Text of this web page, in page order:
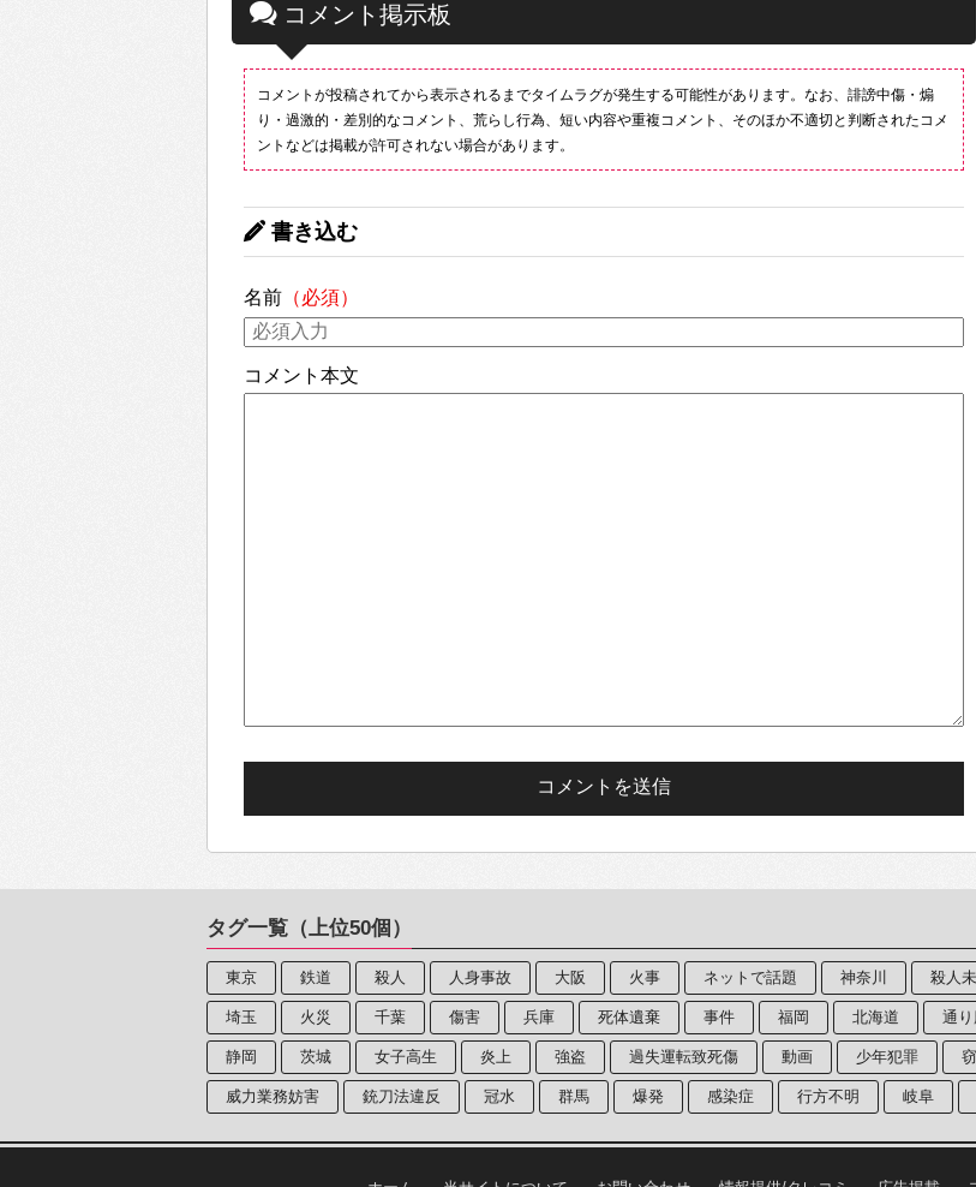
コメント掲示板
コメントが投稿されてから表示されるまでタイムラグが発生する可能性があります。なお、誹謗中傷・煽
り・過激的・差別的なコメント、荒らし行為、短い内容や重複コメント、そのほか不適切と判断されたコメ
ントなどは掲載が許可されない場合があります。
書き込む
名前 （必須）
コメント本文
タグ一覧（上位50個）
東京 鉄道 殺人 人身事故 大阪 火事 ネットで話題 神奈川 殺人
埼玉 火災 千葉 傷害 兵庫 死体遺棄 事件 福岡 北海道 通り
静岡 茨城 女子高生 炎上 強盗 過失運転致死傷 動画 少年犯罪
威力業務妨害 銃刀法違反 冠水 群馬 爆発 感染症 行方不明 岐阜